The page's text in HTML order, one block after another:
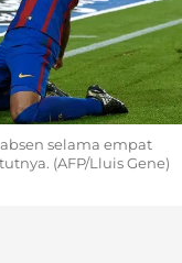
selama empat
(AFP/Lluis Gene)